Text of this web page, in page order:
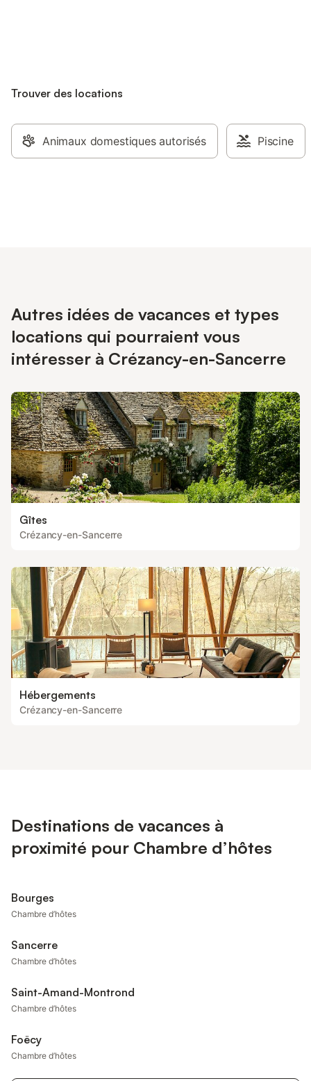
Trouver des locations
Animaux domestiques autorisés Piscine
Autres idées de vacances et types
locations qui pourraient vous
intéresser à Crézancy-en-Sancerre
Gîtes
Crézancy-en-Sancerre
Hébergements
Crézancy-en-Sancerre
Destinations de vacances à
proximité pour Chambre d’hôtes
Bourges
Chambre d’hôtes
Sancerre
Chambre d’hôtes
Saint-Amand-Montrond
Chambre d’hôtes
Foëcy
Chambre d’hôtes